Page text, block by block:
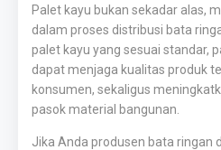
Palet kayu bukan sekadar alas,
dalam proses distribusi bata
palet kayu yang sesuai standar,
dapat menjaga kualitas produk
konsumen, sekaligus
pasok material bangunan.
Jika Anda produsen bata ringan